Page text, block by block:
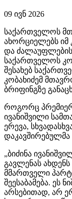
09 ივნ 2026
საქართველოს
ახორციელებს იმ
და ძალაუფლების
საქართველოს
შესახებ
კობახიძემ
ბრიფინგზე
როგორც
ივანიშვილი
ერევა,
„ბიძინა
გავლენას
მმართველი
შეესაბამება. ეს
არსებითად, არ